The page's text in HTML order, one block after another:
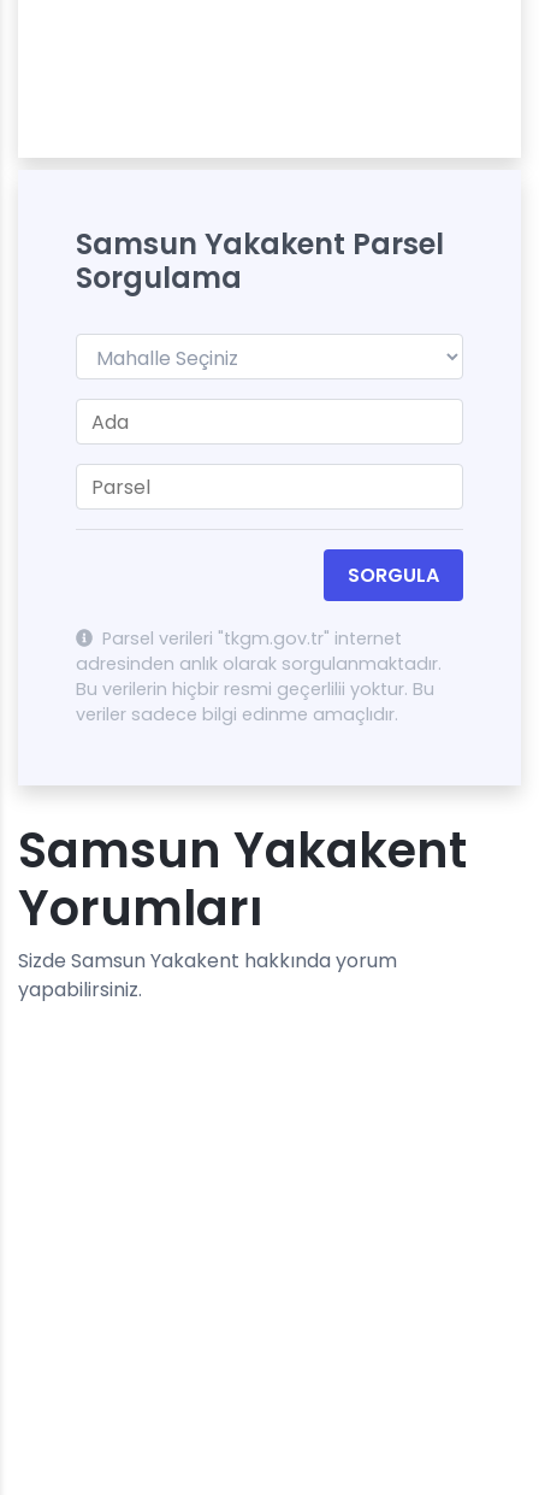
Samsun Yakakent Parsel
Sorgulama
SORGULA
Parsel verileri "tkgm.gov.tr" internet
adresinden anlık olarak sorgulanmaktadır.
Bu verilerin hiçbir resmi geçerlilii yoktur. Bu
veriler sadece bilgi edinme amaçlıdır.
Samsun Yakakent
Yorumları
Sizde Samsun Yakakent hakkında yorum
yapabilirsiniz.